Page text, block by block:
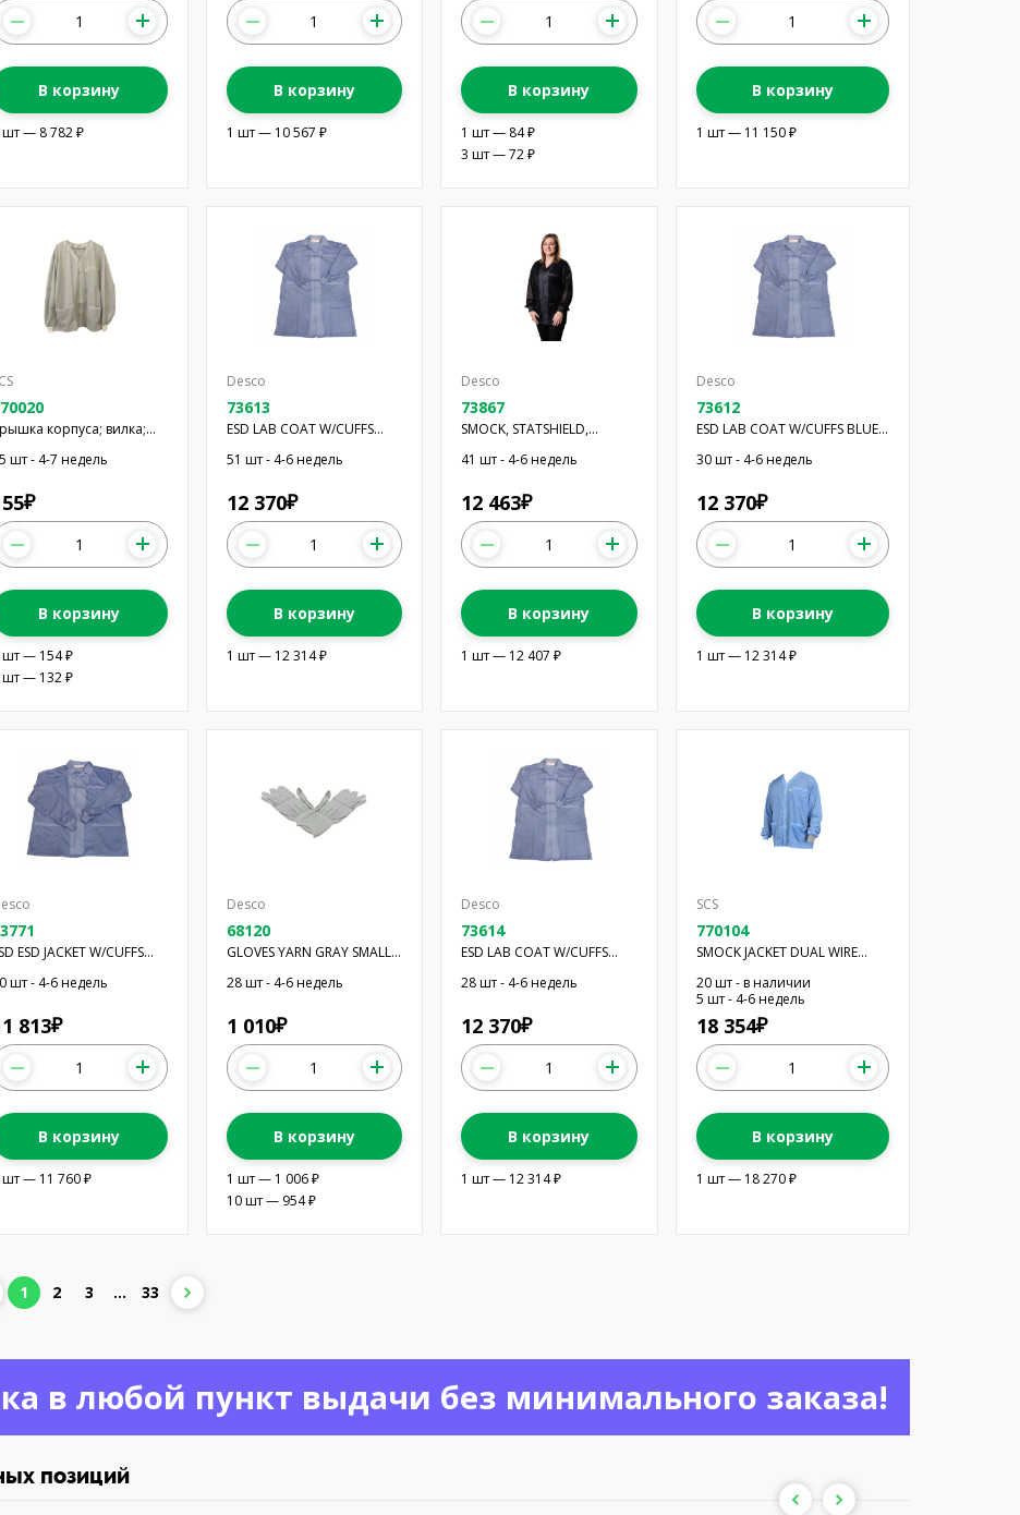
В корзину
шт — 8 782 ₽
В корзину
1 шт — 10 567 ₽
В корзину
1 шт — 84 ₽
3 шт — 72 ₽
В корзину
1 шт — 11 150 ₽
корпуса; вилка;
12pin; белый
шт - 4-7 недель
₽
В корзину
шт — 154 ₽
шт — 132 ₽
Desco
73613
ESD LAB COAT W/CUFFS
BLUE L
51 шт - 4-6 недель
12 370₽
В корзину
1 шт — 12 314 ₽
Desco
73867
SMOCK, STATSHIELD,
JACKET, KNITT
41 шт - 4-6 недель
12 463₽
В корзину
1 шт — 12 407 ₽
Desco
73612
ESD LAB COAT W/CUFFS BLUE
M
30 шт - 4-6 недель
12 370₽
В корзину
1 шт — 12 314 ₽
ESD JACKET W/CUFFS
3XL
шт - 4-6 недель
813₽
В корзину
шт — 11 760 ₽
Desco
68120
GLOVES YARN GRAY SMALL
1PAIR
28 шт - 4-6 недель
1 010₽
В корзину
1 шт — 1 006 ₽
10 шт — 954 ₽
Desco
73614
ESD LAB COAT W/CUFFS
BLUE XL
28 шт - 4-6 недель
12 370₽
В корзину
1 шт — 12 314 ₽
SCS
770104
SMOCK JACKET DUAL WIRE
BLUE XL
20 шт - в наличии
5 шт - 4-6 недель
18 354₽
В корзину
1 шт — 18 270 ₽
1 2 3 ... 33
в любой пункт выдачи без минимального заказа!
позиций